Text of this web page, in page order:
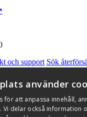
och support Sök
Miljö och kvalitetssäkring
rättigheter förbehållna
använder
för att anpassa innehåll,
Vi delar också information